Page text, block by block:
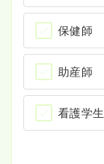
保健師
助産師
看護学生